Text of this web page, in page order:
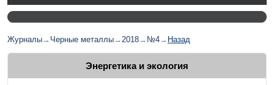
Журналы→ Черные металлы→2018→ №4→ Назад
Энергетика и экология